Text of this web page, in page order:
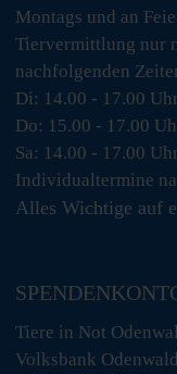
Montags und an
Tiervermittlung nur
nachfolgenden
Di: 14.00 - 17.00
Do: 15.00 - 17.00
Sa: 14.00 - 17.00
Individualtermine
Alles Wichtige auf
Tiere in Not
Volksbank